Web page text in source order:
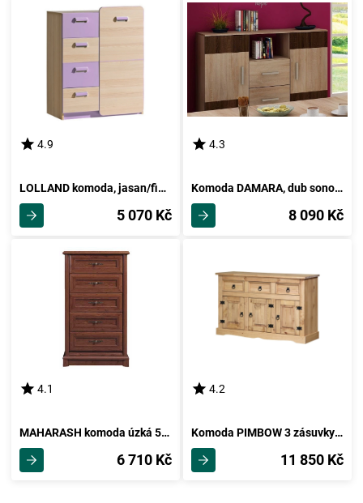
4.9
LOLLAND komoda, jasan/fialová, 5 let záruka
5 070 Kč
4.3
Komoda DAMARA, dub sonoma sv./dub sonoma tm., 5 let záruka
8 090 Kč
4.1
MAHARASH komoda úzká 5S, kaštan
6 710 Kč
4.2
Komoda PIMBOW 3 zásuvky + 3 dveře, masiv borovice, vosk
11 850 Kč